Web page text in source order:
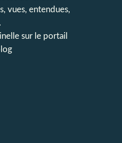
vues, entendues,
sur le portail